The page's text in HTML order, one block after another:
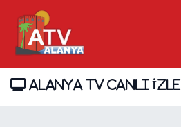
ALANYA TV CANLI İZLE